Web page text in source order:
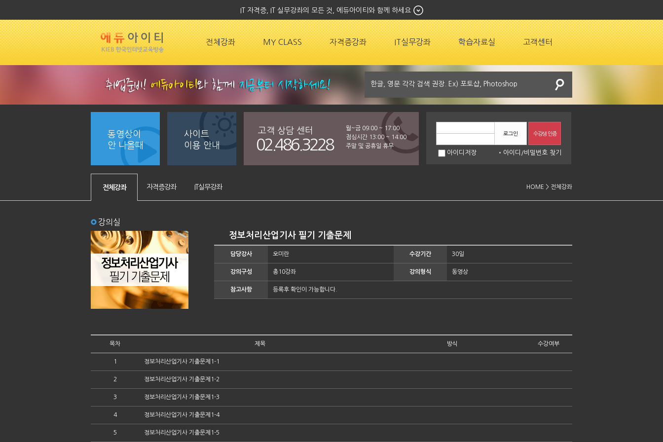
IT 자격증, IT 실무강좌의 모든 것, 에듀아이티와 함께 하세요
전체강좌 MY CLASS 자격증강좌 IT실무강좌 학습자료실 고객센터
동영상이
안 나올때
사이트
이용 안내
고객 상담 센터
02.486.3228
월~금 09:00 ~ 17:00
점심시간 13:00 ~ 14:00
주말 및 공휴일 휴무
로그인 수강생 인증
아이디저장 아이디 /비밀번호 찾기
전체강좌 자격증강좌 IT실무강좌 HOME > 전체강좌
강의실
정보처리산업기사 필기 기출문제
담당강사 오미란 수강기간 30일
강의구성 총10강좌 강의형식 동영상
참고사항 등록후 확인이 가능합니다.
목차 제목 방식 수강여부
1 정보처리산업기사 기출문제1-1
2 정보처리산업기사 기출문제1-2
3 정보처리산업기사 기출문제1-3
4 정보처리산업기사 기출문제1-4
5 정보처리산업기사 기출문제1-5